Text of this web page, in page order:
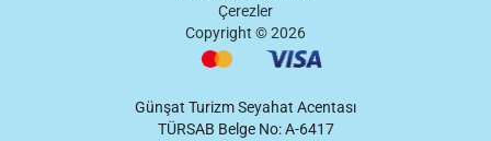
Çerezler
Copyright ©2026
Günşat Turizm Seyahat Acentası
TÜRSAB Belge No: A-6417